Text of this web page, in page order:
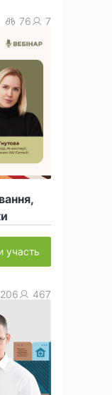
76 7
участь
467